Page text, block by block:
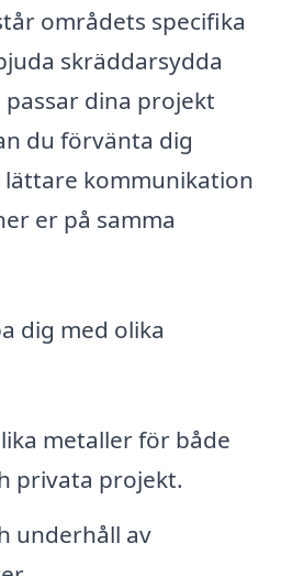
områdets specifika
skräddarsydda
dina projekt
du förvänta dig
lättare kommunikation
er på samma
dig med olika
metaller för både
privata projekt.
underhåll av